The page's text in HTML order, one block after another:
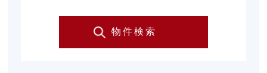
物件検索